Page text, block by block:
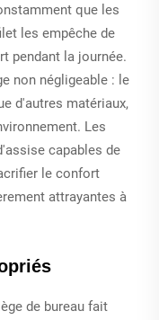
que les
les empêche de
pendant la journée.
non négligeable : le
d'autres matériaux,
Les
capables de
le confort
attrayantes à
de bureau fait